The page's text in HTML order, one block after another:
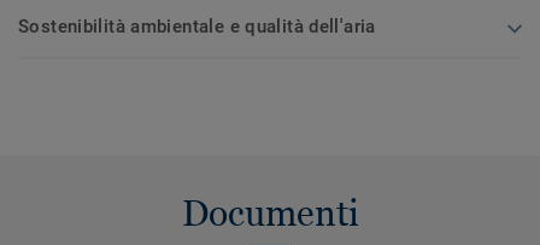
Sostenibilità ambientale e qualità dell'aria
Documenti